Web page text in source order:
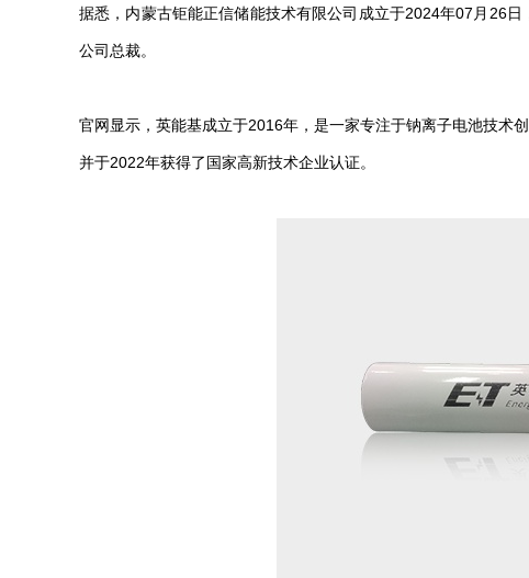
据悉，内蒙古钜能正信储能技术有限公司成立于2024年07月26
公司总裁。
官网显示，英能基成立于2016年，是一家专注于钠离子电池技术
并于2022年获得了国家高新技术企业认证。